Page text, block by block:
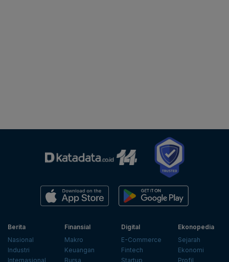
Berita
Nasional
Industri
Internasional
Finansial
Makro
Keuangan
Bursa
Digital
E-Commerce
Fintech
Startup
Ekonopedia
Sejarah
Ekonomi
Profil